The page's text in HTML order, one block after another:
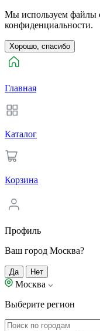
Мы используем файлы
конфиденциальности.
Хорошо, спасибо
Главная
Каталог
Корзина
Профиль
Ваш город Москва?
Да Нет
Москва
Выберите регион